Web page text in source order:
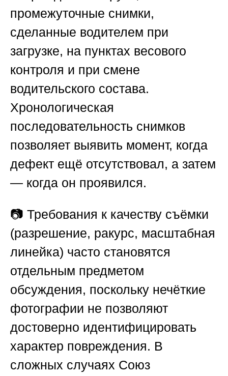
промежуточные снимки,
сделанные водителем при
загрузке, на пунктах весового
контроля и при смене
водительского состава.
Хронологическая
последовательность снимков
позволяет выявить момент, когда
дефект ещё отсутствовал, а затем
— когда он проявился.
📷 Требования к качеству съёмки
(разрешение, ракурс, масштабная
линейка) часто становятся
отдельным предметом
обсуждения, поскольку нечёткие
фотографии не позволяют
достоверно идентифицировать
характер повреждения. В
сложных случаях Союз